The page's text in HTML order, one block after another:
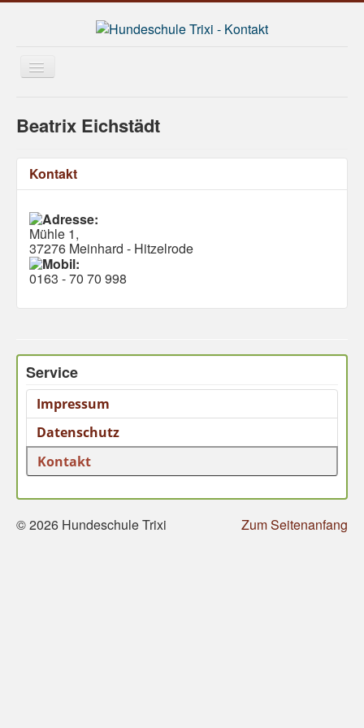
Bildgalerie
Beatrix Eichstädt
Kontakt
Mühle 1,
37276 Meinhard - Hitzelrode
0163 - 70 70 998
Service
Impressum
Datenschutz
Kontakt
Zum Seitenanfang
© 2026 Hundeschule Trixi